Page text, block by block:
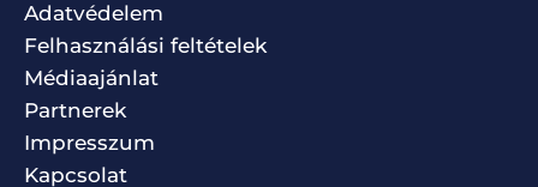
Adatvédelem
Felhasználási feltételek
Médiaajánlat
Partnerek
Impresszum
Kapcsolat